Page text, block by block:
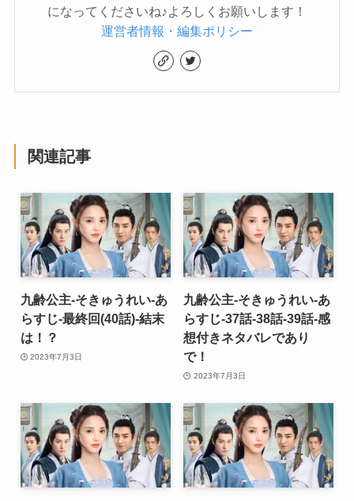
になってくださいね♪よろしくお願いします！
運営者情報・編集ポリシー
関連記事
九齢公主-そきゅうれい-あ
らすじ-最終回(40話)-結末
は！？
2023年7月3日
九齢公主-そきゅうれい-あ
らすじ-37話-38話-39話-感
想付きネタバレであり
で！
2023年7月3日